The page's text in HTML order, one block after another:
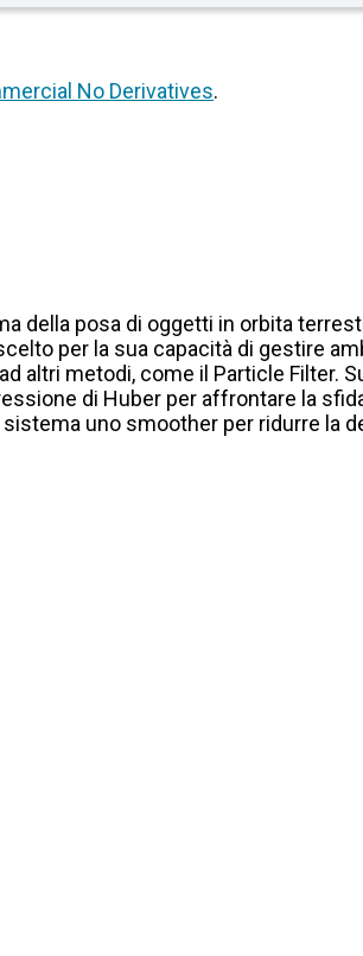
No Derivatives.
della posa di oggetti in orbita
per la sua capacità di gestire
altri metodi, come il Particle Filter.
di Huber per affrontare la
uno smoother per ridurre la